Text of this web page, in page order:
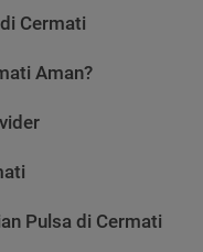
Cermati
Aman?
Pulsa di Cermati